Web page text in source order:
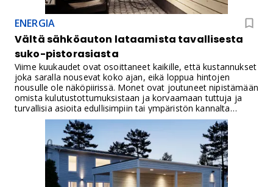
ENERGIA
Vältä sähköauton lataamista tavallisesta
suko-pistorasiasta
Viime kuukaudet ovat osoittaneet kaikille, että kustannukset
joka saralla nousevat koko ajan, eikä loppua hintojen
nousulle ole näköpiirissä. Monet ovat joutuneet nipistämään
omista kulutustottumuksistaan ja korvaamaan tuttuja ja
turvallisia asioita edullisimpiin tai ympäristön kannalta
järkevimpiin ratkaisuihin. Muun muassa polttoaineiden
hintojen nousu on lisännyt kiinnostusta erityisesti
sähköautoihin. Sähköautojen kanta kasvaa koko ajan,
samoin latausverkon, mutta tässä vaiheessa kaikille
sähköautoille ei riitä julkisia latauspaikkoja nimeksikään.
Ladattavia sähköautoja on Suomessa jo noin 100 000
kappaletta, joten kotilatauslaitteiden tarve on merkittävä.